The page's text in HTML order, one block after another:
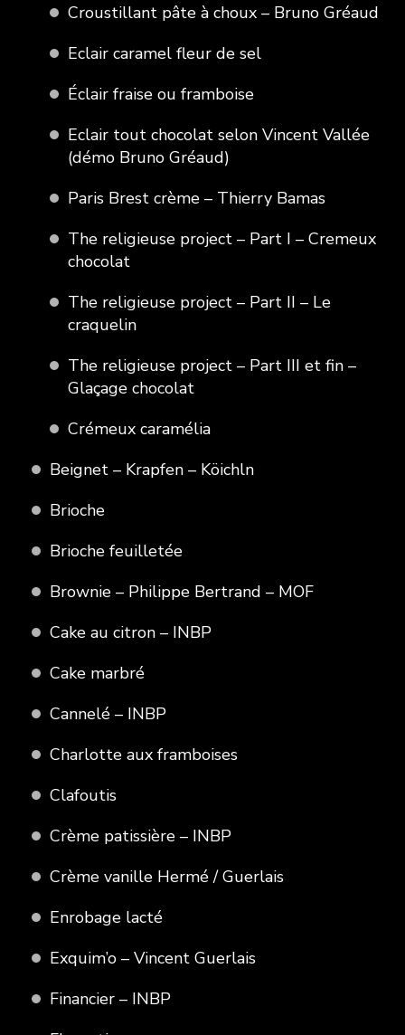
Croustillant pâte à choux – Bruno Gréaud
Eclair caramel fleur de sel
Éclair fraise ou framboise
Eclair tout chocolat selon Vincent Vallée
(démo Bruno Gréaud)
Paris Brest crème – Thierry Bamas
The religieuse project – Part I – Cremeux
chocolat
The religieuse project – Part II – Le
craquelin
The religieuse project – Part III et fin –
Glaçage chocolat
Crémeux caramélia
Beignet – Krapfen – Köichln
Brioche
Brioche feuilletée
Brownie – Philippe Bertrand – MOF
Cake au citron – INBP
Cake marbré
Cannelé – INBP
Charlotte aux framboises
Clafoutis
Crème patissière – INBP
Crème vanille Hermé / Guerlais
Enrobage lacté
Exquim’o – Vincent Guerlais
Financier – INBP